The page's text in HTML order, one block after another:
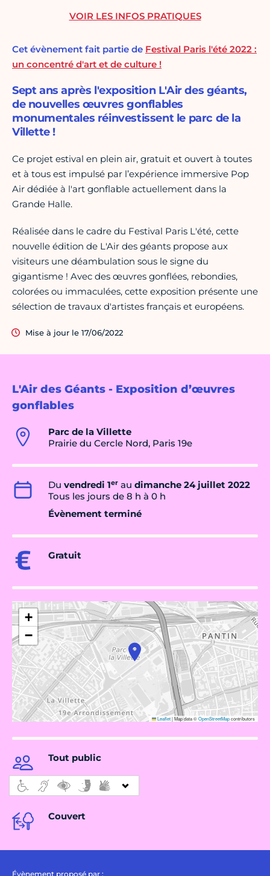
L'Air des Géants - Exposition d’œuvres
gonflables
Parc de la Villette
Prairie du Cercle Nord, Paris 19e
Du vendredi 1er au dimanche 24 juillet 2022
Tous les jours de 8 h à 0 h
Évènement terminé
Gratuit
+
−
Leaflet|Map data ©OpenStreetMapcontributors
Tout public
Couvert
Évènement proposé par :
Cet évènement fait partie de Festival Paris l'été 2022 :
un concentré d'art et de culture !
Sept ans après l'exposition L'Air des géants,
de nouvelles œuvres gonflables
monumentales réinvestissent le parc de la
Villette !
Ce projet estival en plein air, gratuit et ouvert à toutes
et à tous est impulsé par l’expérience immersive Pop
Air dédiée à l'art gonflable actuellement dans la
Grande Halle.
Réalisée dans le cadre du Festival Paris L'été, cette
nouvelle édition de L'Air des géants propose aux
visiteurs une déambulation sous le signe du
gigantisme ! Avec des œuvres gonflées, rebondies,
colorées ou immaculées, cette exposition présente une
sélection de travaux d'artistes français et européens.
Mise à jour le 17/06/2022
VOIR LES INFOS PRATIQUES